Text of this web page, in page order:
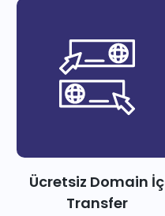
Ücretsiz Domain İç
Transfer